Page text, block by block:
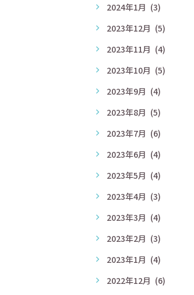
2024年1月 (3)
2023年12月 (5)
2023年11月 (4)
2023年10月 (5)
2023年9月 (4)
2023年8月 (5)
2023年7月 (6)
2023年6月 (4)
2023年5月 (4)
2023年4月 (3)
2023年3月 (4)
2023年2月 (3)
2023年1月 (4)
2022年12月 (6)